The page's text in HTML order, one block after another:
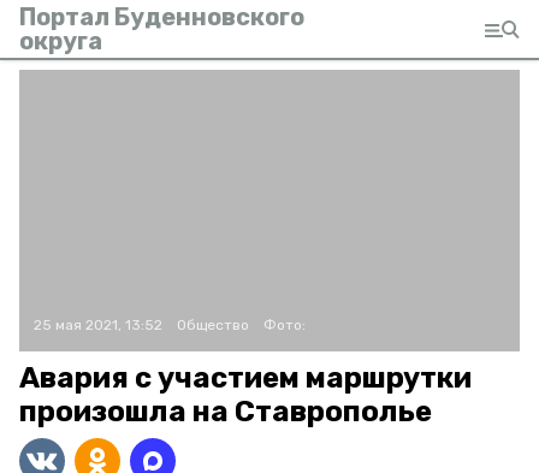
Портал Буденновского
округа
25 мая 2021, 13:52 Общество Фото:
Авария с участием маршрутки
произошла на Ставрополье